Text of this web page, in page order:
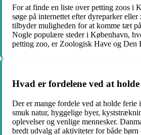
For at finde en liste over petting zoos i
søge på internettet efter dyreparker
tilbyder muligheden for at komme tæt
Nogle populære steder i København,
petting zoo, er Zoologisk Have og Den
Hvad er fordelene ved at
Der er mange fordele ved at holde ferie
smuk natur, hyggelige byer,
oplevelser og venlige mennesker.
bredt udvalg af aktiviteter for både børn